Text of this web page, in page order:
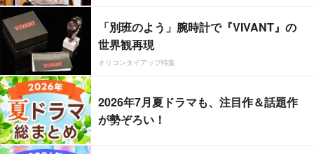
「別班のよう」腕時計で『VIVANT』の
世界観再現
オリコンタイアップ特集
2026年7月夏ドラマも、注目作＆話題作
が勢ぞろい！